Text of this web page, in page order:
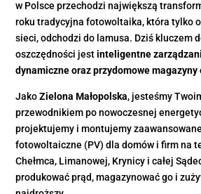
w Polsce przechodzi największą
roku tradycyjna fotowoltaika, która tylko
sieci, odchodzi do lamusa. Dziś kluczem
oszczędności jestinteligentne
dynamiczne oraz przydomowe magazyny
JakoZielona Małopolska, jesteśmy
przewodnikiem po nowoczesnej
projektujemy i montujemy
fotowoltaiczne (PV) dla domów i firm na
Chełmca, Limanowej, Krynicy i całej
produkować prąd, magazynować go i